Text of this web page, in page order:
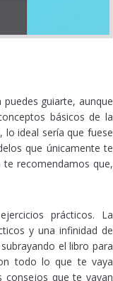
guiarte, aunque
básicos de la
lo ideal sería que fuese
que únicamente te
recomendamos que,
prácticos. La
y una infinidad de
el libro para
todo lo que te vaya
consejos que te vayan